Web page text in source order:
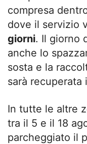
compresa
dove il servizio
giorni. Il giorno
anche lo
sosta e la
sarà recuperata
In tutte le altre
tra il 5 e il 18
parcheggiato il